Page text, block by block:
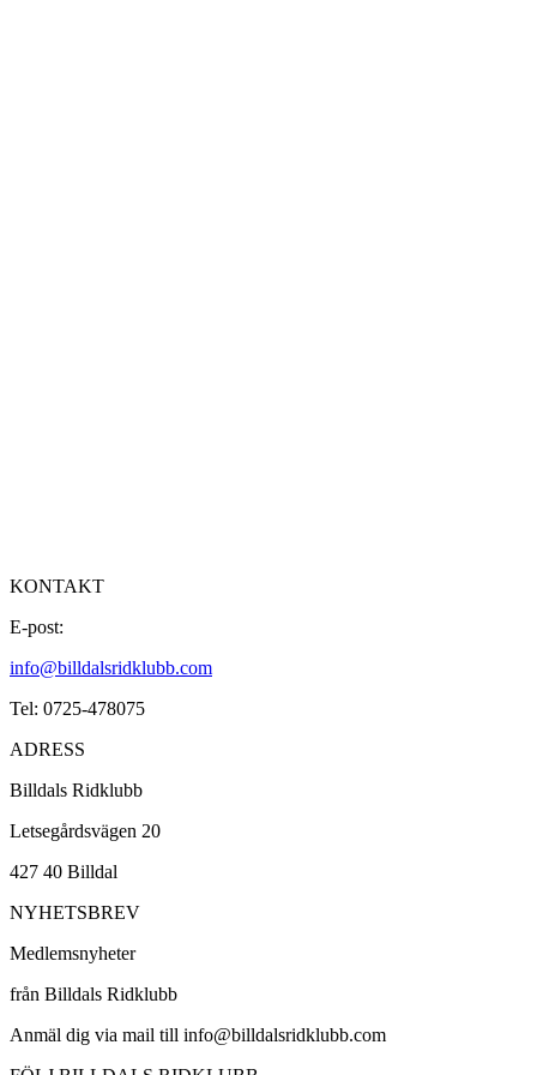
KONTAKT
E-post:
info@billdalsridklubb.com
Tel: 0725-478075
ADRESS
Billdals Ridklubb
Letsegårdsvägen 20
427 40 Billdal
NYHETSBREV
Medlemsnyheter
från Billdals Ridklubb
Anmäl dig via mail till info@billdalsridklubb.com